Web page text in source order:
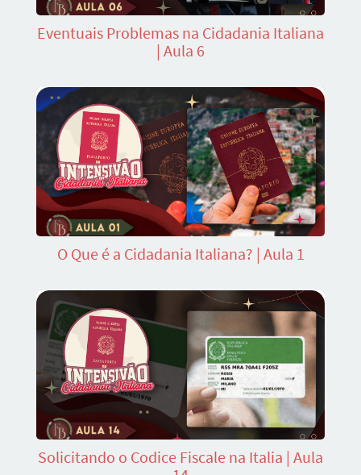
Eventuais Problemas na Cidadania Italiana
| Aula 6
O Que é a Cidadania Italiana? | Aula 1
Solicitando o Codice Fiscale na Italia | Aula